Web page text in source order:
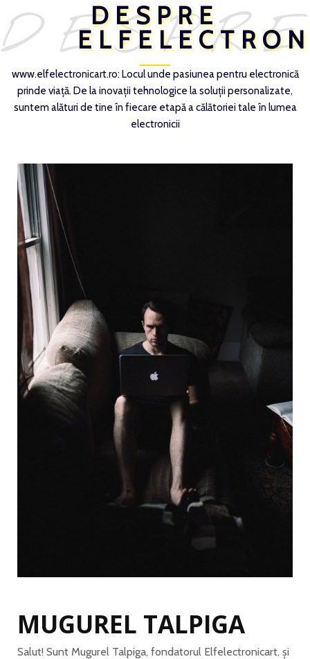
DESPRE
www.elfelectronicart.ro: Locul unde pasiunea pentru electronică
prinde viață. De la inovații tehnologice la soluții personalizate,
suntem alături de tine în fiecare etapă a călătoriei tale în lumea
electronicii
MUGUREL TALPIGA
Salut! Sunt Mugurel Talpiga, fondatorul Elfelectronicart, și